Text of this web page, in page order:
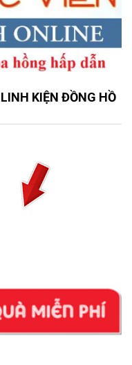
KIỆN ĐỒNG HỒ